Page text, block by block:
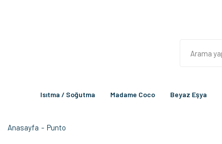
Isıtma / Soğutma Madame Coco Beyaz Eşya
Anasayfa Punto